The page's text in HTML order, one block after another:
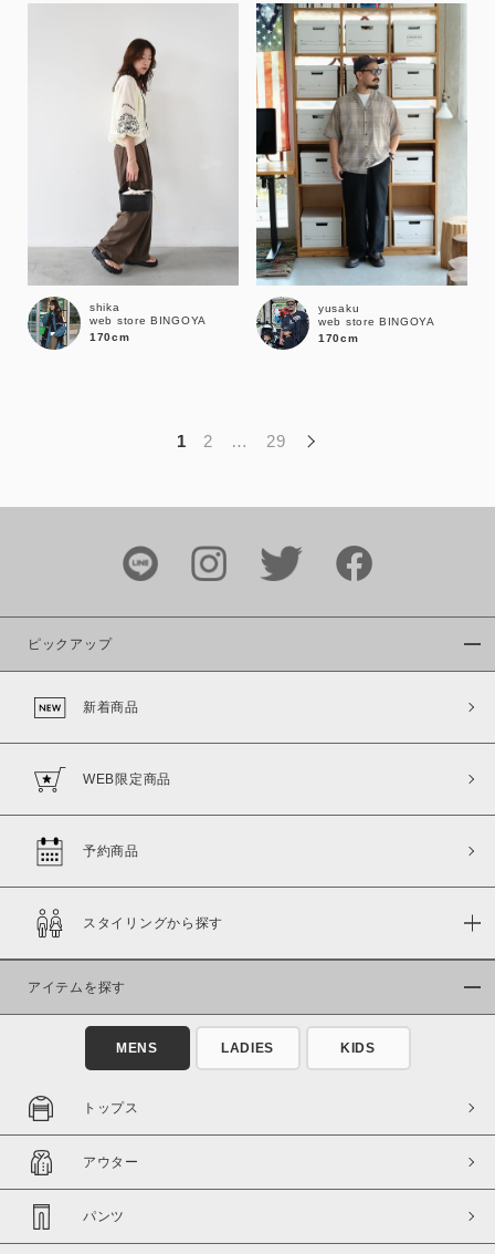
この条件で絞り込む
shika
web store BINGOYA
170cm
yusaku
web store BINGOYA
170cm
1 2 … 29
ピックアップ
新着商品
WEB限定商品
予約商品
スタイリングから探す
アイテムを探す
MENS LADIES KIDS
トップス
アウター
パンツ